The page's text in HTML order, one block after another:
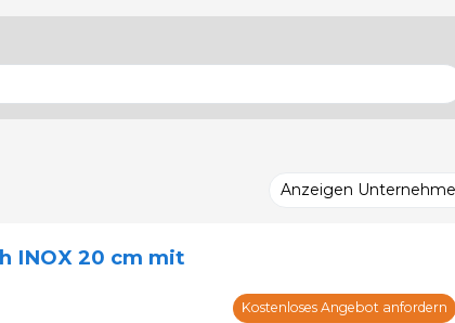
Anzeigen
INOX 20 cm mit
Kostenloses Angebot anfordern